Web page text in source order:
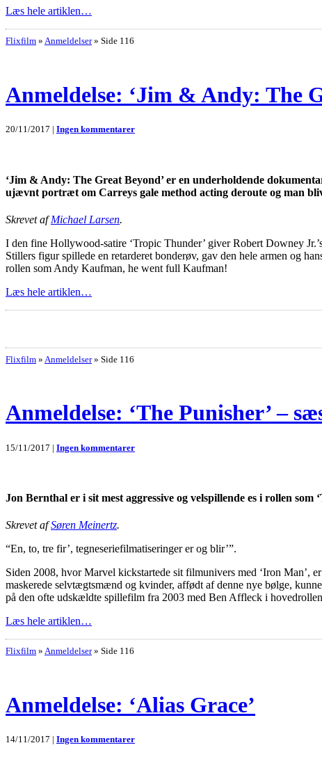
Læs hele artiklen…
Flixfilm » Anmeldelser » Side 116
Anmeldelse: ‘Jim & Andy: The
20/11/2017 | Ingen kommentarer
‘Jim & Andy: The Great Beyond’ er en underholdende
ujævnt portræt om Carreys gale method acting deroute og man
Skrevet afMichael Larsen.
I den fine Hollywood-satire ‘Tropic Thunder’ giver Robert Downey
Stillers figur spillede en retarderet bonderøv, gav den hele armen og
rollen som Andy Kaufman, he went full Kaufman!
Læs hele artiklen…
Flixfilm » Anmeldelser » Side 116
Anmeldelse: ‘The Punisher’ –
15/11/2017 | Ingen kommentarer
Jon Bernthal er i sit mest aggressive og velspillende es i rollen
Skrevet afSøren Meinertz.
“En, to, tre fir’, tegneseriefilmatiseringer er og blir’”.
Siden 2008, hvor Marvel kickstartede sit filmunivers med ‘Iron Man’,
maskerede selvtægtsmænd og kvinder, affødt af denne nye bølge,
på den ofte udskældte spillefilm fra 2003 med Ben Affleck i
Læs hele artiklen…
Flixfilm » Anmeldelser » Side 116
Anmeldelse: ‘Alias Grace’
14/11/2017 | Ingen kommentarer